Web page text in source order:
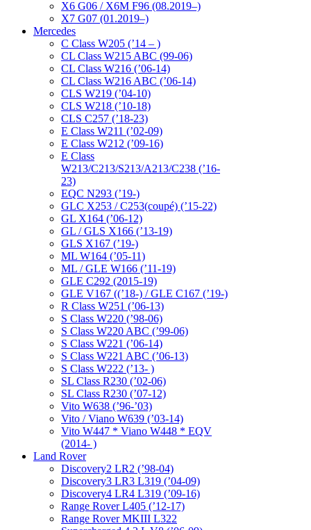
X6 G06 / X6M F96 (08.2019–)
X7 G07 (01.2019–)
Mercedes
C Class W205 (’14 – )
CL Class W215 ABC (99-06)
CL Class W216 (’06-14)
CL Class W216 ABC (’06-14)
CLS W219 (’04-10)
CLS W218 (’10-18)
CLS C257 (’18-23)
E Class W211 (’02-09)
E Class W212 (’09-16)
E Class
W213/C213/S213/A213/C238 (’16-
23)
EQC N293 (’19-)
GLC X253 / C253(coupé) (’15-22)
GL X164 (’06-12)
GL / GLS X166 (’13-19)
GLS X167 (’19-)
ML W164 (’05-11)
ML / GLE W166 (’11-19)
GLE C292 (2015-19)
GLE V167 ((’18-) / GLE C167 (’19-)
R Class W251 (’06-13)
S Class W220 (’98-06)
S Class W220 ABC (’99-06)
S Class W221 (’06-14)
S Class W221 ABC (’06-13)
S Class W222 (’13- )
SL Class R230 (’02-06)
SL Class R230 (’07-12)
Vito W638 (’96-’03)
Vito / Viano W639 (’03-14)
Vito W447 * Viano W448 * EQV
(2014- )
Land Rover
Discovery2 LR2 (’98-04)
Discovery3 LR3 L319 (’04-09)
Discovery4 LR4 L319 (’09-16)
Range Rover L405 (’12-17)
Range Rover MKIII L322